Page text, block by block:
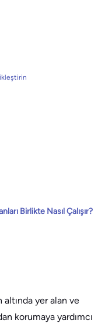
Birlikte Nasıl Çalışır?
yer alan ve
korumaya yardımcı